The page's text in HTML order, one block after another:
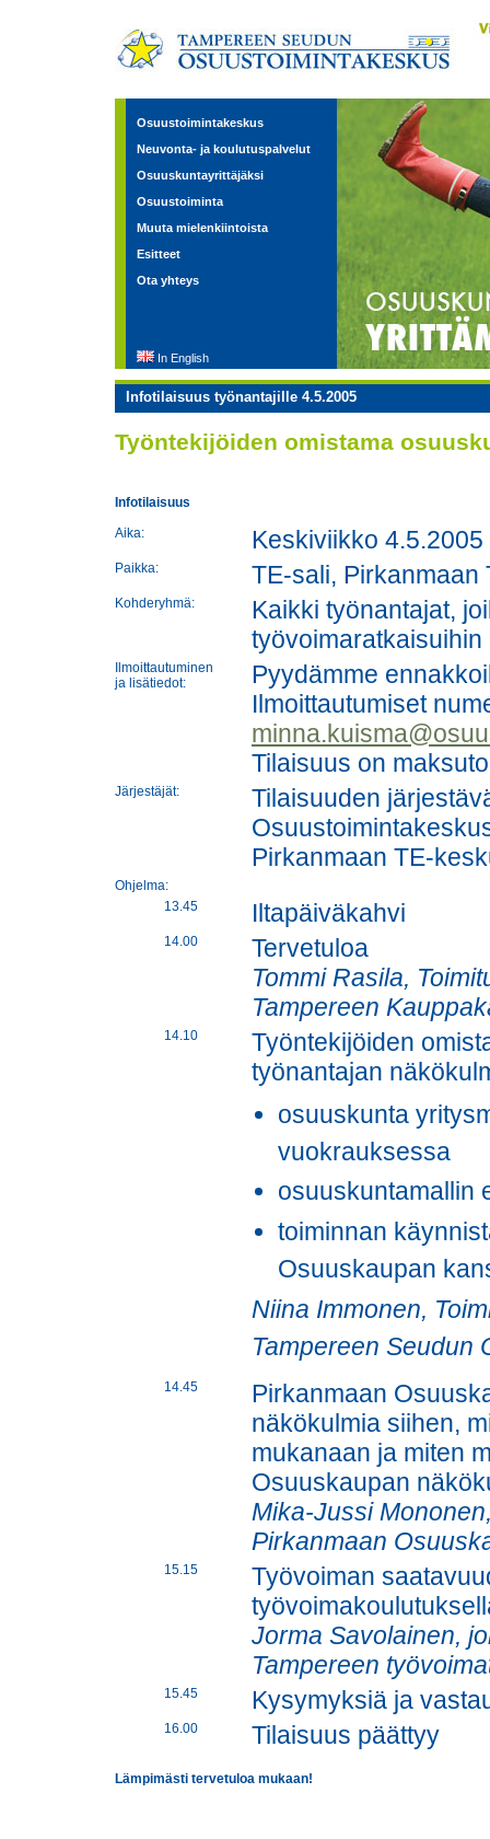
Osuustoimintakeskus
Neuvonta- ja koulutuspalvelut
Osuuskuntayrittäjäksi
Osuustoiminta
Muuta mielenkiintoista
Esitteet
Ota yhteys
In English
Infotilaisuus työnantajille 4.5.2005
Työntekijöiden omistama
Infotilaisuus
Aika:
Keskiviikko
Paikka: TE-sali, Pirkanmaan
Kohderyhmä:
Kaikki työnantajat,
työvoimaratkaisuihin
Ilmoittautuminen
ja lisätiedot:
Pyydämme
Ilmoittautumiset
Tilaisuus on
Järjestäjät:
Tilaisuuden
Pirkanmaan TE-
Ohjelma:
13.45
Iltapäiväkahvi
14.00
Tervetuloa
Tommi Rasila,
Tampereen
14.10
Työntekijöiden
työnantajan
osuuskunta
vuokrauksessa
osuuskuntamallin
toiminnan
Osuuskaupan
Niina Immonen,
Tampereen Seudun
14.45
Pirkanmaan
näkökulmia siihen,
mukanaan ja miten
Osuuskaupan
Mika-Jussi
Pirkanmaan
15.15
Työvoiman
Jorma Savolainen,
Tampereen
15.45 Kysymyksiä ja
16.00 Tilaisuus päättyy
Lämpimästi tervetuloa mukaan!